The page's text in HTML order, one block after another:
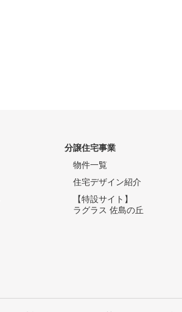
分譲住宅事業
物件一覧
住宅デザイン紹介
【特設サイト】
ラグラス 佐島の丘